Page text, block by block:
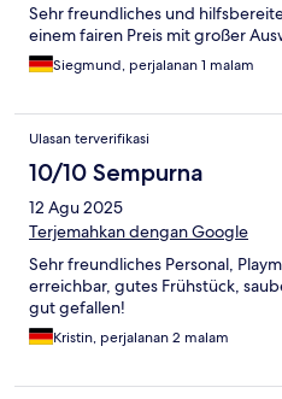
Sehr freundliches und
einem fairen Preis mit großer
Siegmund, perjalanan 1 malam
Ulasan terverifikasi
10/10 Sempurna
12 Agu 2025
Terjemahkan dengan Google
Sehr freundliches Personal,
erreichbar, gutes Frühstück,
gut gefallen!
Kristin, perjalanan 2 malam